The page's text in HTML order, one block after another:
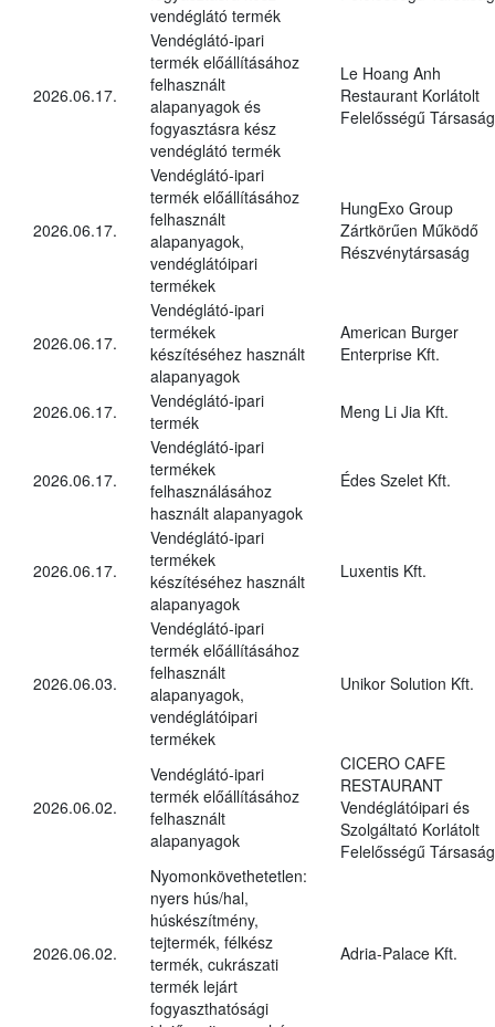
vendéglátó termék
2026.06.17.
Vendéglátó-ipari
termék előállításához
felhasznált
alapanyagok és
fogyasztásra kész
vendéglátó termék
Le Hoang Anh
Restaurant Korlátolt
Felelősségű Társaság
2026.06.17.
Vendéglátó-ipari
termék előállításához
felhasznált
alapanyagok,
vendéglátóipari
termékek
HungExo Group
Zártkörűen Működő
Részvénytársaság
2026.06.17.
Vendéglátó-ipari
termékek
készítéséhez használt
alapanyagok
American Burger
Enterprise Kft.
2026.06.17.
Vendéglátó-ipari
termék
Meng Li Jia Kft.
2026.06.17.
Vendéglátó-ipari
termékek
felhasználásához
használt alapanyagok
Édes Szelet Kft.
2026.06.17.
Vendéglátó-ipari
termékek
készítéséhez használt
alapanyagok
Luxentis Kft.
2026.06.03.
Vendéglátó-ipari
termék előállításához
felhasznált
alapanyagok,
vendéglátóipari
termékek
Unikor Solution Kft.
2026.06.02.
Vendéglátó-ipari
termék előállításához
felhasznált
alapanyagok
CICERO CAFE
RESTAURANT
Vendéglátóipari és
Szolgáltató Korlátolt
Felelősségű Társaság
2026.06.02.
Nyomonkövethetetlen:
nyers hús/hal,
húskészítmény,
tejtermék, félkész
termék, cukrászati
termék lejárt
fogyaszthatósági
Adria-Palace Kft.